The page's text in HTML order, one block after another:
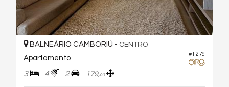
#1.279
BALNEÁRIO CAMBORIÚ - CENTRO
Apartamento
3 4 2 179,00